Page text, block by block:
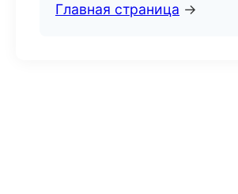
Главная страница →